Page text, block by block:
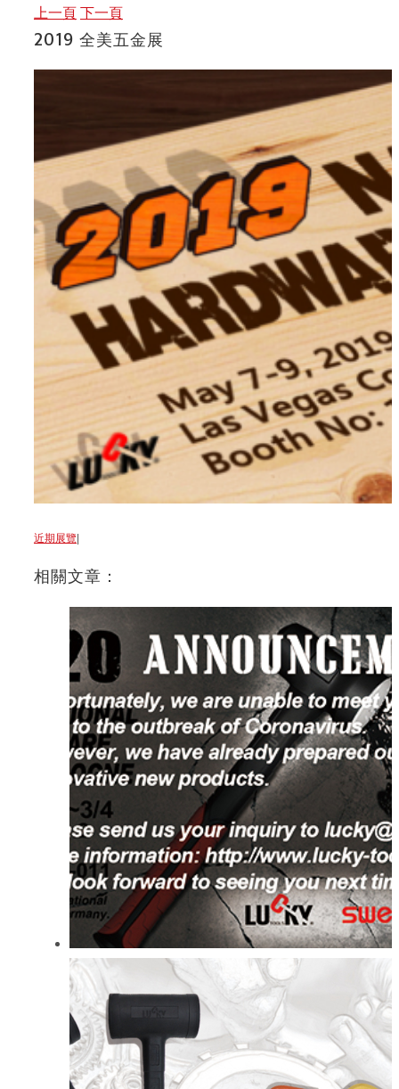
上一頁 下一頁
2019 全美五金展
近期展覽|
相關文章：